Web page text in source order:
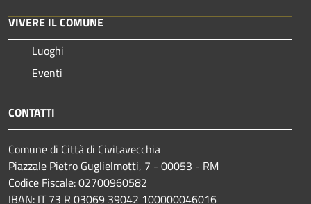
VIVERE IL COMUNE
Luoghi
Eventi
CONTATTI
Comune di Città di Civitavecchia
Piazzale Pietro Guglielmotti, 7 - 00053 - RM
Codice Fiscale: 02700960582
IBAN: IT 73 R 03069 39042 100000046016